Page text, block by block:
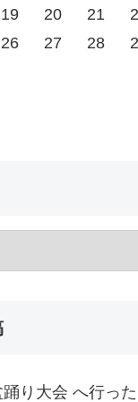
19 20 21
26 27 28
り大会 へ行った